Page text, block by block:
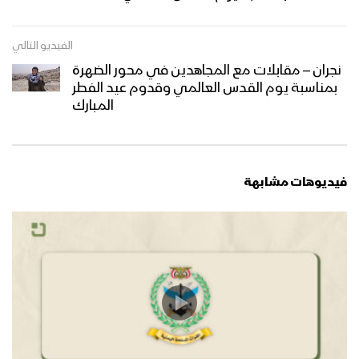
ميادين الجهاد حلقة بمناسبة يوم القدس
العالمي من جبهات الضالع 1444هـ
الفيديو التالي
نجران – مقابلات مع المجاهدين في محور الضهرة
بمناسبة يوم القدس العالمي وقدوم عيد الفطر
المبارك
فيديوهات مشابهة